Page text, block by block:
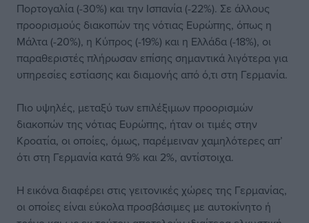
Πορτογαλία (-30%) και την Ισπανία (-22%). Σε άλλους
προορισμούς διακοπών της νότιας Ευρώπης, όπως η
Μάλτα (-20%), η Κύπρος (-19%) και η Ελλάδα (-18%), οι
παραθεριστές πλήρωσαν επίσης σημαντικά λιγότερα για
υπηρεσίες εστίασης και διαμονής από ό,τι στη Γερμανία.
Πιο υψηλές, μεταξύ των επιλέξιμων προορισμών
διακοπών της νότιας Ευρώπης, ήταν οι τιμές στην
Κροατία, οι οποίες, όμως, παρέμειναν χαμηλότερες απ’
ότι στη Γερμανία κατά 9% και 2%, αντίστοιχα.
Η εικόνα διαφέρει στις γειτονικές χώρες της Γερμανίας,
οι οποίες είναι εύκολα προσβάσιμες με αυτοκίνητο ή